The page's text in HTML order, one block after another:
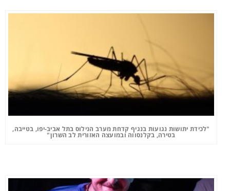
"לכידת יתושות נגועות בנגיף קדחת מערב הנילוס בתל אביב-יפו, בטייבה,
בטירה, בקלנסווה ובמועצה האזורית לב השרון"